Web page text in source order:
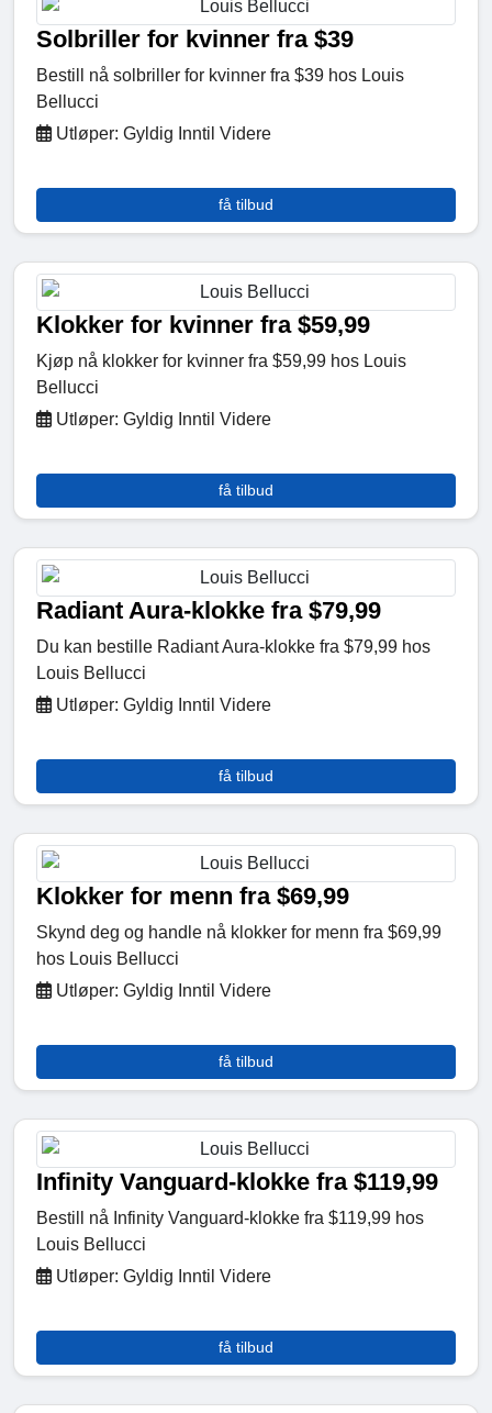
Solbriller for kvinner fra $39
Bestill nå solbriller for kvinner fra $39 hos Louis
Bellucci
Utløper: Gyldig Inntil Videre
få tilbud
Klokker for kvinner fra $59,99
Kjøp nå klokker for kvinner fra $59,99 hos Louis
Bellucci
Utløper: Gyldig Inntil Videre
få tilbud
Radiant Aura-klokke fra $79,99
Du kan bestille Radiant Aura-klokke fra $79,99 hos
Louis Bellucci
Utløper: Gyldig Inntil Videre
få tilbud
Klokker for menn fra $69,99
Skynd deg og handle nå klokker for menn fra $69,99
hos Louis Bellucci
Utløper: Gyldig Inntil Videre
få tilbud
Infinity Vanguard-klokke fra $119,99
Bestill nå Infinity Vanguard-klokke fra $119,99 hos
Louis Bellucci
Utløper: Gyldig Inntil Videre
få tilbud